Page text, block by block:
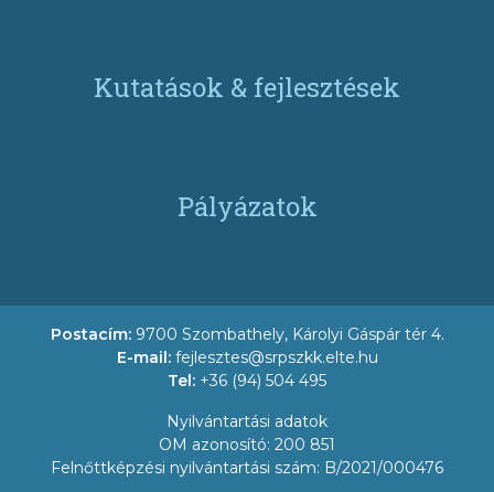
Kutatások & fejlesztések
Pályázatok
Postacím: 9700 Szombathely, Károlyi Gáspár tér 4.
E-mail: fejlesztes@srpszkk.elte.hu
Tel: +36 (94) 504 495
Nyilvántartási adatok
OM azonosító: 200 851
Felnőttképzési nyilvántartási szám: B/2021/000476